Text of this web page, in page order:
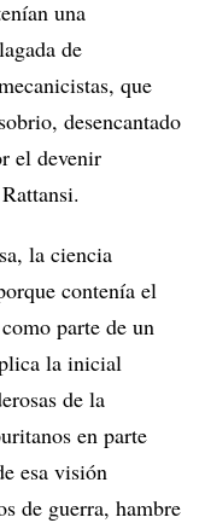
una
de
que
desencantado
el devenir
la ciencia
contenía el
parte de un
la inicial
de la
en parte
esa visión
de guerra, hambre